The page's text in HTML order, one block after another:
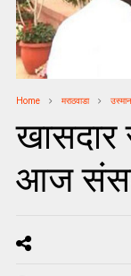
Home मराठवाडा
खासदार
आज